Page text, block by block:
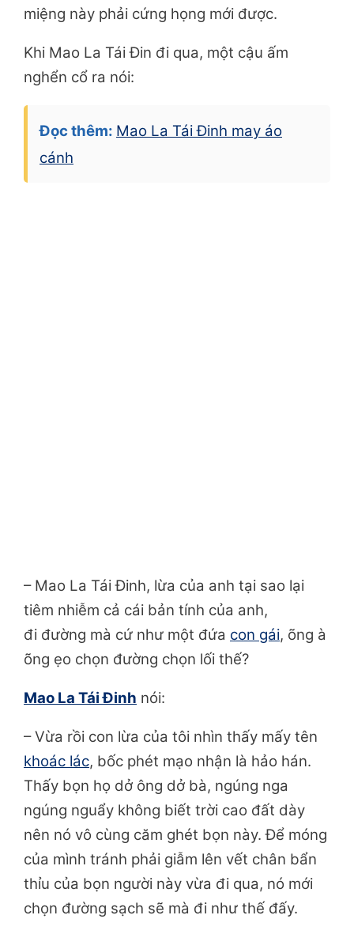
miệng này phải cứng họng mới được.
Khi Mao La Tái Đin đi qua, một cậu ấm
nghển cổ ra nói:
Đọc thêm: Mao La Tái Đinh may áo
cánh
– Mao La Tái Đinh, lừa của anh tại sao lại
tiêm nhiễm cả cái bản tính của anh,
đi đường mà cứ như một đứa con gái, õng à
õng ẹo chọn đường chọn lối thế?
Mao La Tái Đinh nói:
– Vừa rồi con lừa của tôi nhìn thấy mấy tên
khoác lác, bốc phét mạo nhận là hảo hán.
Thấy bọn họ dở ông dở bà, ngúng nga
ngúng nguẩy không biết trời cao đất dày
nên nó vô cùng căm ghét bọn này. Để móng
của mình tránh phải giẫm lên vết chân bẩn
thỉu của bọn người này vừa đi qua, nó mới
chọn đường sạch sẽ mà đi như thế đấy.